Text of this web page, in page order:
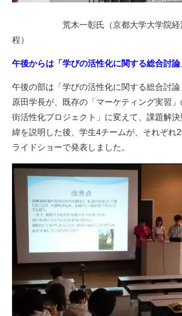
荒木一彰氏（京都大学大学院経済
程）
午後からは「学びの活性化に関する総合討論
午後の部は「学びの活性化に関する総合討論
原田学長が、既存の「マーケティング実習
街活性化プロジェクト」に変えて、課題解
緯を説明した後、学生4チームが、それぞれ
ライドショーで発表しました。